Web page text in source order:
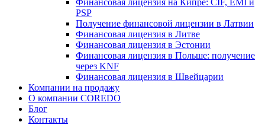
Финансовая лицензия на Кипре: CIF, EMI и
PSP
Получение финансовой лицензии в Латвии
Финансовая лицензия в Литве
Финансовая лицензия в Эстонии
Финансовая лицензия в Польше: получение
через KNF
Финансовая лицензия в Швейцарии
Компании на продажу
О компании COREDO
Блог
Контакты